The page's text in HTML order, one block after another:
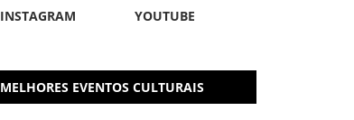
INSTAGRAM
YOUTUBE
MELHORES EVENTOS CULTURAIS